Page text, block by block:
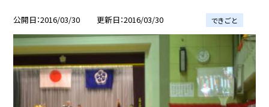
公開日 2016/03/30 更新日 2016/03/30 できごと